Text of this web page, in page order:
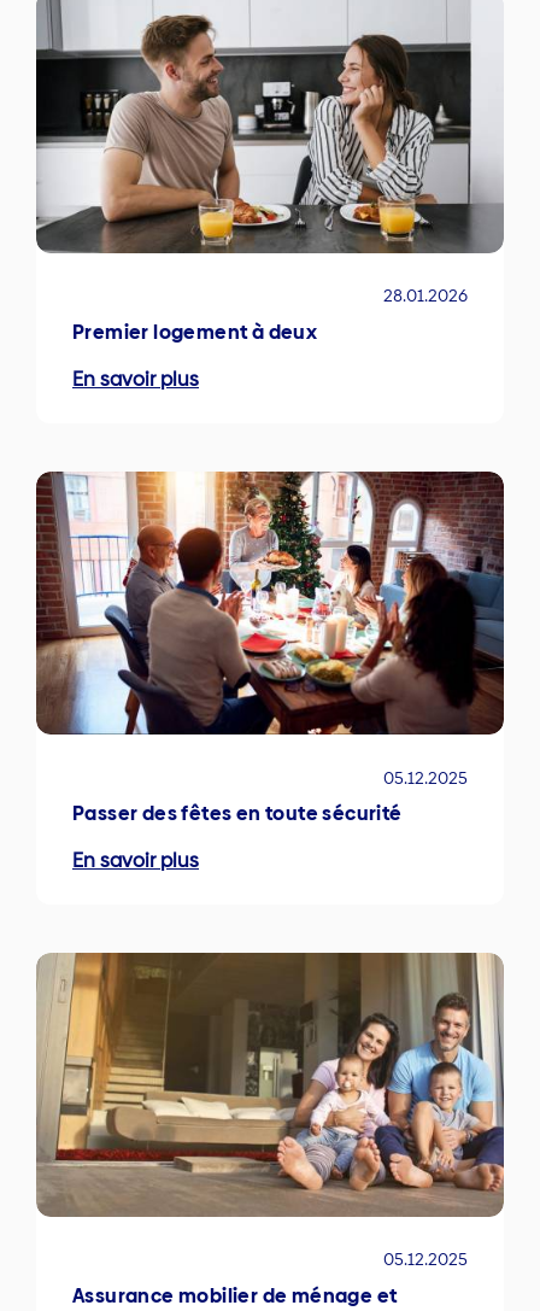
28.01.2026
Premier logement à deux
En savoir plus
05.12.2025
Passer des fêtes en toute sécurité
En savoir plus
05.12.2025
Assurance mobilier de ménage et